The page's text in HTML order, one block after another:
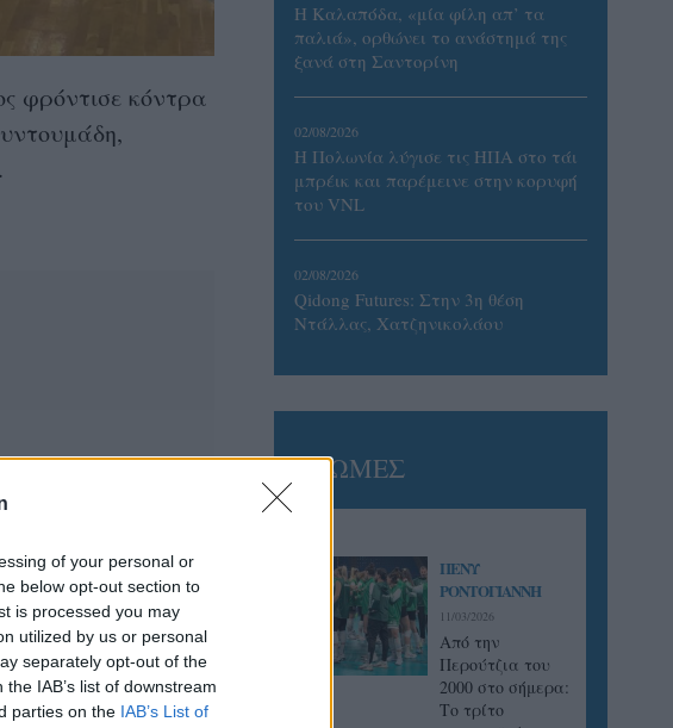
of your personal or
below opt-out section to
is processed you may
utilized by us or personal
separately opt-out of the
IAB’s list of downstream
parties on the IAB’s List of
φρόντισε κόντρα
Η Καλαπόδα, «μία φίλη απ’ τα
παλιά», ορθώνει το ανάστημά της
ξανά στη Σαντορίνη
02/08/2026
Η Πολωνία λύγισε τις ΗΠΑ στο τάι
μπρέικ και παρέμεινε στην κορυφή
του VNL
02/08/2026
Qidong Futures: Στην 3η θέση
Ντάλλας, Χατζηνικολάου
ΓΝΩΜΕΣ
ΠΕΝΥ
ΡΟΝΤΟΓΙΑΝΝΗ
11/03/2026
Από την
Περούτζια του
2000 στο σήμερα:
Tο τρίτο